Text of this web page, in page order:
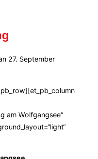
Veröffentlicht
27. September
am Wolfgangsee“